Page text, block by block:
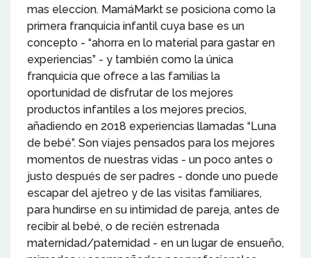
mas eleccion. MamáMarkt se posiciona como la
primera franquicia infantil cuya base es un
concepto - “ahorra en lo material para gastar en
experiencias” - y también como la única
franquicia que ofrece a las familias la
oportunidad de disfrutar de los mejores
productos infantiles a los mejores precios,
añadiendo en 2018 experiencias llamadas “Luna
de bebé”. Son viajes pensados para los mejores
momentos de nuestras vidas - un poco antes o
justo después de ser padres - donde uno puede
escapar del ajetreo y de las visitas familiares,
para hundirse en su intimidad de pareja, antes de
recibir al bebé, o de recién estrenada
maternidad/paternidad - en un lugar de ensueño,